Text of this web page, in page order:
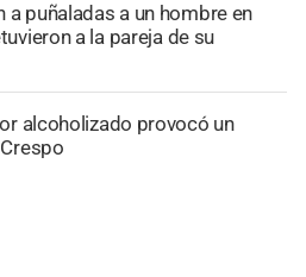
a puñaladas a un hombre en
a la pareja de su
alcoholizado provocó un